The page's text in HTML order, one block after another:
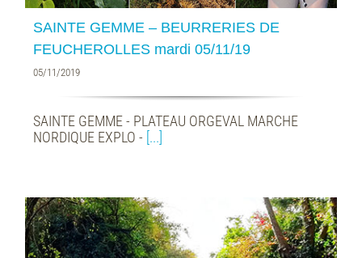
SAINTE GEMME – BEURRERIES DE
FEUCHEROLLES mardi 05/11/19
05/11/2019
SAINTE GEMME - PLATEAU ORGEVAL MARCHE
NORDIQUE EXPLO - [...]